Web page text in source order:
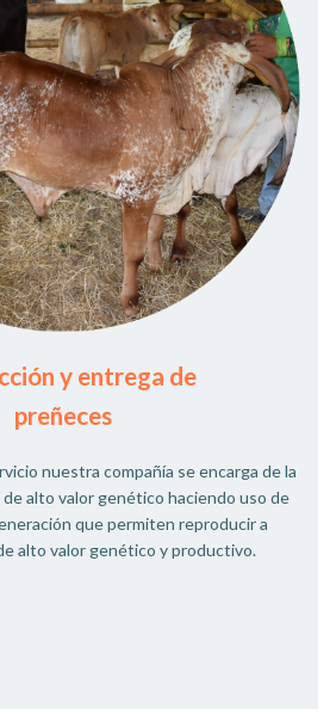
y entrega de
preñeces
nuestra compañía se encarga de la
alto valor genético haciendo uso de
que permiten reproducir a
alto valor genético y productivo.